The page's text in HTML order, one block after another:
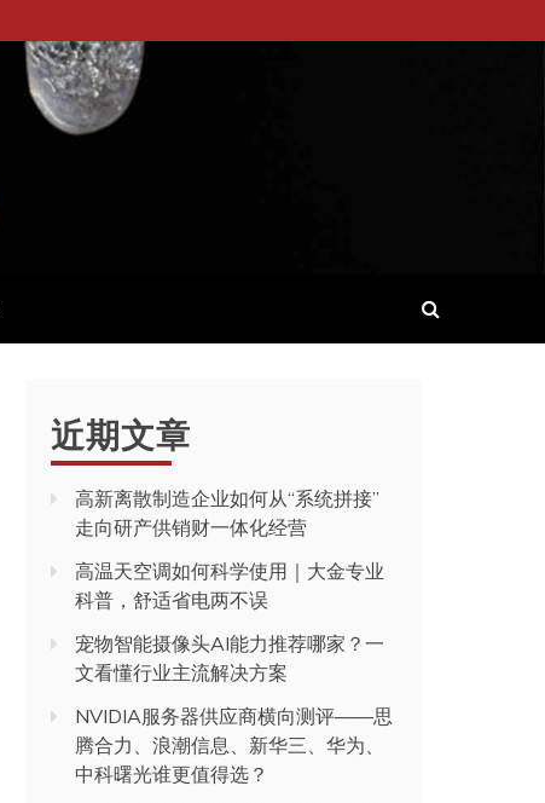
近期文章
高新离散制造企业如何从“系统拼接”
走向研产供销财一体化经营
高温天空调如何科学使用｜大金专业
科普，舒适省电两不误
宠物智能摄像头AI能力推荐哪家？一
文看懂行业主流解决方案
NVIDIA服务器供应商横向测评——思
腾合力、浪潮信息、新华三、华为、
中科曙光谁更值得选？